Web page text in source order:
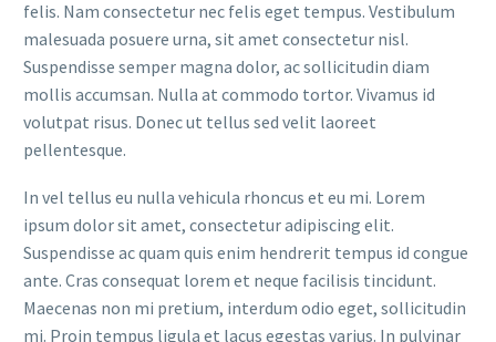
felis. Nam consectetur nec felis eget tempus. Vestibulum
malesuada posuere urna, sit amet consectetur nisl.
Suspendisse semper magna dolor, ac sollicitudin diam
mollis accumsan. Nulla at commodo tortor. Vivamus id
volutpat risus. Donec ut tellus sed velit laoreet
pellentesque.
In vel tellus eu nulla vehicula rhoncus et eu mi. Lorem
ipsum dolor sit amet, consectetur adipiscing elit.
Suspendisse ac quam quis enim hendrerit tempus id congue
ante. Cras consequat lorem et neque facilisis tincidunt.
Maecenas non mi pretium, interdum odio eget, sollicitudin
mi. Proin tempus ligula et lacus egestas varius. In pulvinar